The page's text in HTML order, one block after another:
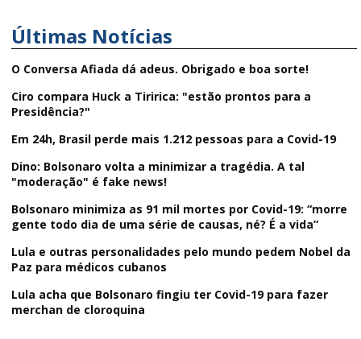
Últimas Notícias
O Conversa Afiada dá adeus. Obrigado e boa sorte!
Ciro compara Huck a Tiririca: "estão prontos para a
Presidência?"
Em 24h, Brasil perde mais 1.212 pessoas para a Covid-19
Dino: Bolsonaro volta a minimizar a tragédia. A tal
"moderação" é fake news!
Bolsonaro minimiza as 91 mil mortes por Covid-19: “morre
gente todo dia de uma série de causas, né? É a vida”
Lula e outras personalidades pelo mundo pedem Nobel da
Paz para médicos cubanos
Lula acha que Bolsonaro fingiu ter Covid-19 para fazer
merchan de cloroquina